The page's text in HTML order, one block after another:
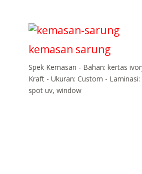
kemasan sarung
Spek Kemasan - Bahan: kertas
Kraft - Ukuran: Custom -
spot uv, window